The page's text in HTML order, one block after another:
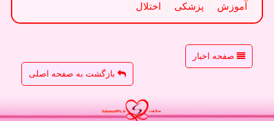
آموزش
پزشكی اختلال
صفحه اخبار
بازگشت به صفحه اصلی